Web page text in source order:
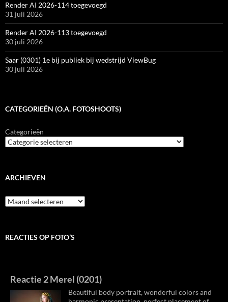
Render AI 2026-114 toegevoegd
31 juli 2026
Render AI 2026-113 toegevoegd
30 juli 2026
Saar (0301) 1e bij publiek bij wedstrijd ViewBug
30 juli 2026
CATEGORIEËN (O.A. FOTOSHOOTS)
Categorieën
ARCHIEVEN
Archieven
REACTIES OP FOTO’S
Reactie 2 Merel (0201)
Beautiful body portrait, wonderful colors and